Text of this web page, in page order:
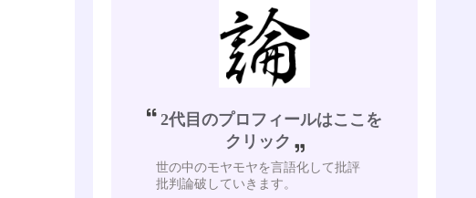
2代目のプロフィールはここを
クリック
世の中のモヤモヤを言語化して批評
批判論破していきます。